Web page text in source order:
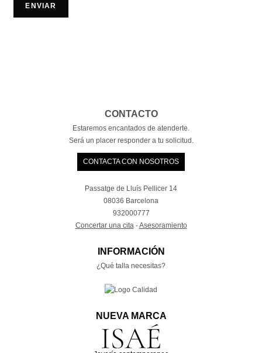
CONTACTO
Estaremos encantados de atenderte.
Será un placer responder a tu solicitud.
CONTACTA CON NOSOTROS
Passatge de Lluís Pellicer 14
08036 Barcelona
932000777
Concertar una cita· Asesoramiento
INFORMACIÓN
¿Qué talla necesitas?
NUEVA MARCA